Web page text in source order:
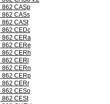
862 CASp
862 CASs
862 CASt
862 CEDc
862 CERa
862 CERe
862 CERh
862 CERl
862 CERn
862 CERp
862 CERr
862 CESo
862 CESt